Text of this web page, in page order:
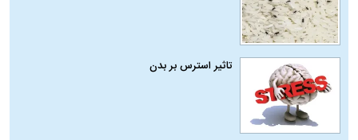
تاثیر استرس بر بدن